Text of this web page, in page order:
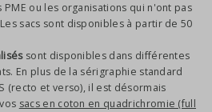
ou les organisations qui n'ont pas
sacs sont disponibles à partir de 50
sont disponibles dans différentes
En plus de la sérigraphie standard
(recto et verso), il est désormais
sacs en coton en quadrichromie (full